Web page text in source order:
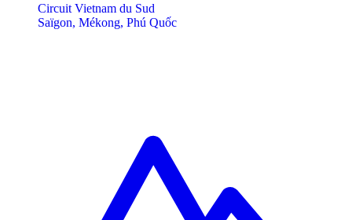
Circuit Vietnam du Sud
Saïgon, Mékong, Phú Quốc